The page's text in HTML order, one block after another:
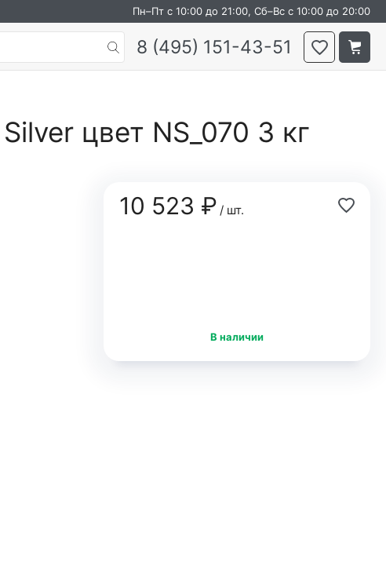
Пн–Пт с 10:00 до 21:00, Сб–Вс с 10:00 до 20:00
8 (495) 151-43-51
цвет NS_070 3 кг
10 523 ₽/ шт.
В наличии